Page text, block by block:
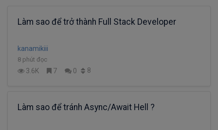
Làm sao để trở thành Full Stack Developer
kanamikiii
8 phút đọc
3.6K 7 0 8
Làm sao để tránh Async/Await Hell ?